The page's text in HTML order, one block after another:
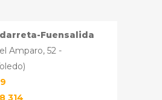
Fuensalida
Amparo, 52 -
314